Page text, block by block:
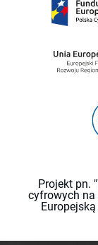
Projekt pn.
cyfrowych na